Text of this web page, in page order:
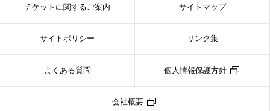
チケットに関するご案内 サイトマップ
サイトポリシー リンク集
よくある質問 個人情報保護方針
会社概要